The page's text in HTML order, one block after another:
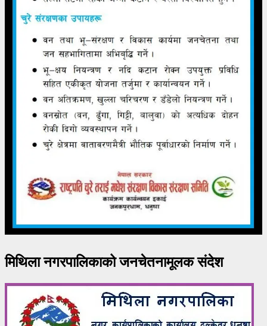
मिथिला नगरपालिकाको जनचेतनामूलक संदेश